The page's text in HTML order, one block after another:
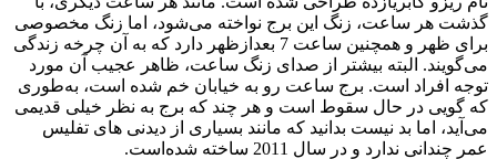
گذشت هر ساعت، زنگ این برج نواخته می‌شود، اما زنگ مخصوصی
برای ظهر و همچنین ساعت 7 بعدازظهر دارد که به آن چرخه زندگی
می‌گویند. البته بیشتر از صدای زنگ ساعت، ظاهر عجیب آن مورد
توجه افراد است. برج ساعت رو به خیابان خم شده است، به‌طوری
که گویی در حال سقوط است و هر چند که برج به نظر خیلی قدیمی
می‌آید، اما بد نیست بدانید که مانند بسیاری از دیدنی های تفلیس
عمر چندانی ندارد و در سال 2011 ساخته شده‌است.